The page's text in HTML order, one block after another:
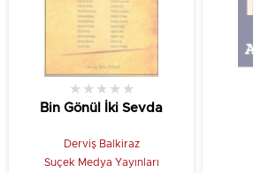
Bin Gönül İki Sevda
★ ★ ★ ★ ★
Derviş Balkiraz
Suçek Medya Yayınları